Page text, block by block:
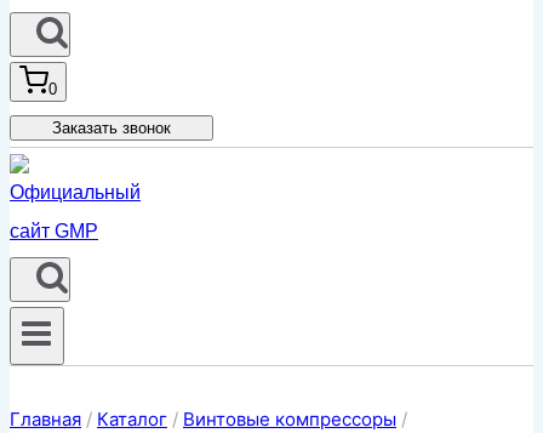
0
Заказать звонок
Главная / Каталог / Винтовые компрессоры /